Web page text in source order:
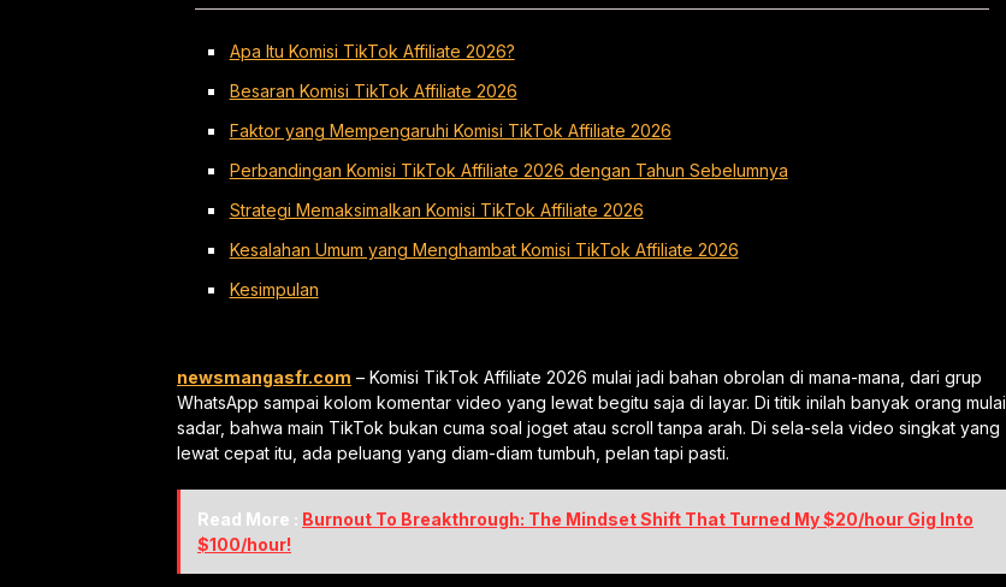
Apa Itu Komisi TikTok Affiliate 2026?
Besaran Komisi TikTok Affiliate 2026
Faktor yang Mempengaruhi Komisi TikTok Affiliate 2026
Perbandingan Komisi TikTok Affiliate 2026 dengan Tahun Sebelumnya
Strategi Memaksimalkan Komisi TikTok Affiliate 2026
Kesalahan Umum yang Menghambat Komisi TikTok Affiliate 2026
Kesimpulan
newsmangasfr.com – Komisi TikTok Affiliate 2026 mulai jadi bahan obrolan di mana-mana, dari grup
WhatsApp sampai kolom komentar video yang lewat begitu saja di layar. Di titik inilah banyak orang mulai
sadar, bahwa main TikTok bukan cuma soal joget atau scroll tanpa arah. Di sela-sela video singkat yang
lewat cepat itu, ada peluang yang diam-diam tumbuh, pelan tapi pasti.
Read More : Burnout To Breakthrough: The Mindset Shift That Turned My $20/hour Gig Into
$100/hour!